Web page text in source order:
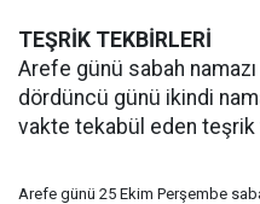
TEŞRİK TEKBİRLERİ
Arefe günü sabah namazı
dördüncü günü ikindi
vakte tekabül eden
Arefe günü 25 Ekim Perşembe